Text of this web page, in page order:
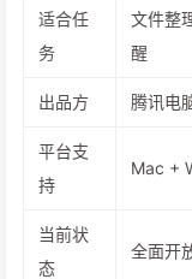
适合任
务
文件整
醒
出品方 腾讯电
平台支
持
Mac +
当前状
态
全面开